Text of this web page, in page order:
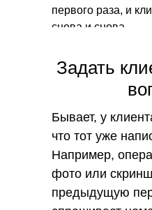
первого раза, и
снова и снова.
Чтобы такого не
правила работы
Обяжите
звонить на
и только после
клиента. Тогда
будет уже в курсе
не нужно будет
заново.
Задать
Бывает, у
что тот уже
Например,
фото или
предыдущую